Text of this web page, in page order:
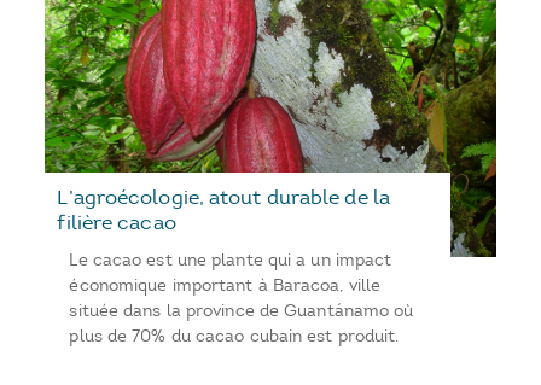
L’agroécologie, atout durable de la
filière cacao
Le cacao est une plante qui a un impact
économique important à Baracoa, ville
située dans la province de Guantánamo où
plus de 70% du cacao cubain est produit.